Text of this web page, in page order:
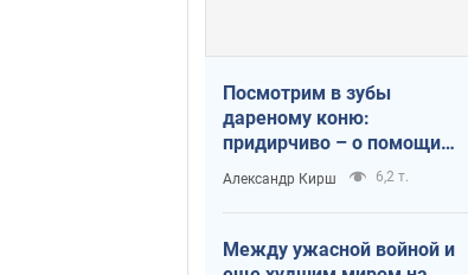
Посмотрим в зубы
дареному коню:
придирчиво – о помощи
Украине
Александр Кирш 6,2 т.
Между ужасной войной и